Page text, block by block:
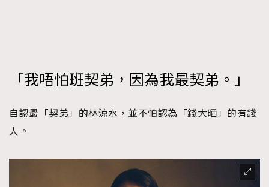
「我唔怕班契弟，因為我最契弟。」
自認最「契弟」的林涼水，並不怕認為「錢大晒」的有錢
人。